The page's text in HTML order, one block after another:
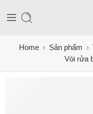
Home Sản phẩm
Vòi rửa